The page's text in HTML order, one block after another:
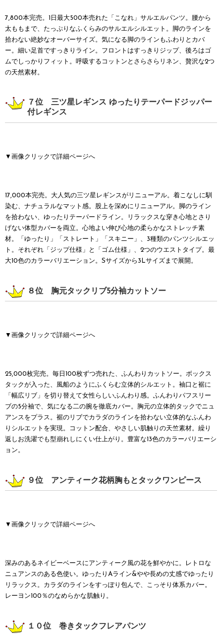
7,800本完売。1日最大500本売れた「こなれ」サルエルパンツ。腰から
太ももまで、たっぷりなふくらみのサルエルシルエット。脚のラインを
拾わない絶妙なオーバーサイズ。気になる脚のラインもふわりとカバ
ー。細い足首ですっきりライン。フロントはすっきりジップ、後ろはゴ
ムでしっかりフィット。呼吸するコットンとさらさらリネン、贅沢な2つ
の天然素材。
７位 三ツ星レギンス ゆったりテーパードジッパー
付レギンス
▼画像クリックで詳細ページへ
17,000本完売。大人気の三ツ星レギンスがリニューアル。着こなしに馴
染む、ナチュラルなマット感。股上を深めにリニューアル。脚のライン
を拾わない、ゆったりテーパードライン。リラックスな穿き心地とさり
げない体型カバーを両立。心地よい伸び心地の柔らかなストレッチ素
材。「ゆったり」「ストレート」「スキニー」、3種類のパンツシルエッ
ト。それぞれ「ジップ仕様」と「ゴム仕様」、2つのウエストタイプ。最
大10色のカラーバリエーション。Sサイズから3Lサイズまで展開。
８位 胸元タックリブ5分袖カットソー
▼画像クリックで詳細ページへ
25,000枚完売。毎日100枚ずつ売れた、ふんわりカットソー。ボックス
タックが入った、風船のようにふくらむ立体的シルエット。袖口と裾に
「幅広リブ」を切り替えて女性らしいふんわり感。ふんわりパフスリー
ブの5分袖で、気になる二の腕を徹底カバー。胸元の立体的タックでニュ
アンスをプラス。裾のリブでカラダのラインを拾わない立体的なふんわ
りシルエットを実現。コットン配合、やさしい肌触りの天竺素材。繰り
返しお洗濯でも型崩れしにくい仕上がり。豊富な13色のカラーバリエーシ
ョン。
９位 アンティーク花柄胸もとタックワンピース
▼画像クリックで詳細ページへ
深みのあるネイビーベースにアンティーク風の花を鮮やかに。レトロな
ニュアンスのある色使い。ゆったりAライン&やや長めの丈感でゆったり
リラックス。カラダのラインをすっぽり包んで、こっそり体系カバー。
レーヨン100％のなめらかな肌触り。
１０位 巻きタックフレアパンツ